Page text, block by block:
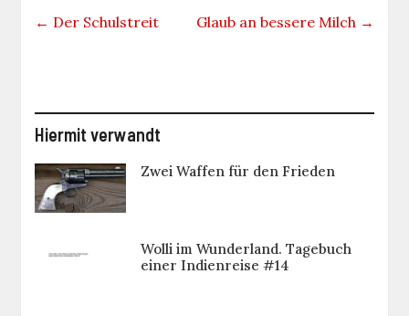
← Der Schulstreit Glaub an bessere Milch →
Hiermit verwandt
Zwei Waffen für den Frieden
Wolli im Wunderland. Tagebuch
einer Indienreise #14